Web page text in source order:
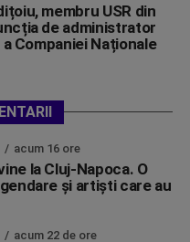
membru USR din
de administrator
Companiei Naționale
acum 16 ore
la Cluj-Napoca. O
și artiști care au
acum 22 de ore